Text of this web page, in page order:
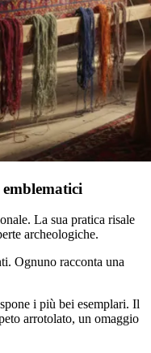
La sua pratica risale
archeologiche.
Ognuno racconta una
i più bei esemplari. Il
arrotolato, un omaggio